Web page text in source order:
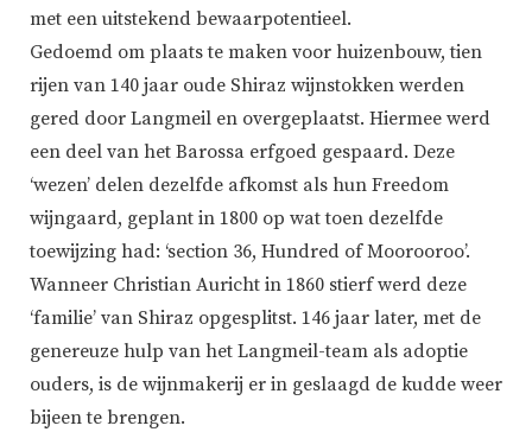
met een uitstekend bewaarpotentieel.
Gedoemd om plaats te maken voor huizenbouw, tien
rijen van 140 jaar oude Shiraz wijnstokken werden
gered door Langmeil en overgeplaatst. Hiermee werd
een deel van het Barossa erfgoed gespaard. Deze
‘wezen’ delen dezelfde afkomst als hun Freedom
wijngaard, geplant in 1800 op wat toen dezelfde
toewijzing had: ‘section 36, Hundred of Moorooroo’.
Wanneer Christian Auricht in 1860 stierf werd deze
‘familie’ van Shiraz opgesplitst. 146 jaar later, met de
genereuze hulp van het Langmeil-team als adoptie
ouders, is de wijnmakerij er in geslaagd de kudde weer
bijeen te brengen.